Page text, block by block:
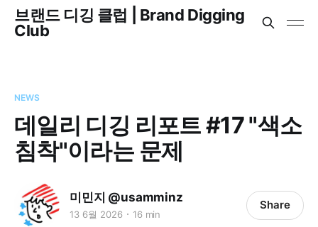
브랜드 디깅 클럽 | Brand Digging
Club
NEWS
데일리 디깅 리포트 #17 "색소
침착"이라는 문제
미민지 @usamminz
13 6월 2026 16 min
Share